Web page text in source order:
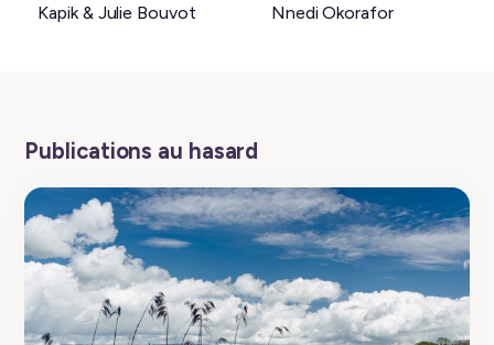
Kapik & Julie Bouvot
Nnedi Okorafor
Publications au hasard